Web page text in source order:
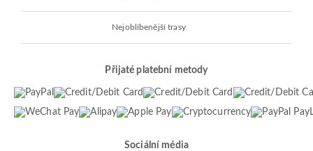
Nejoblíbenější trasy
Přijaté platební metody
Sociální média